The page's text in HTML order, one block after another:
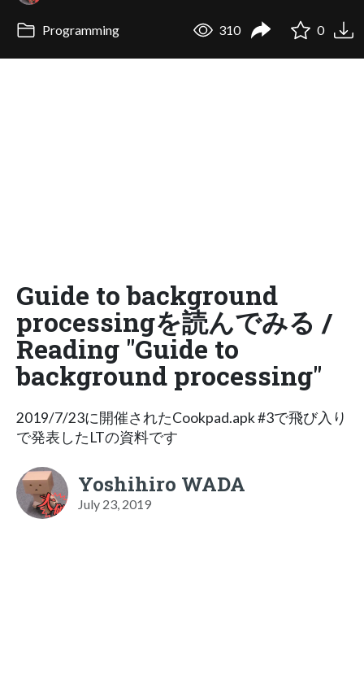
Programming 310 0
Guide to background
processingを読んでみる /
Reading "Guide to
background processing"
2019/7/23に開催されたCookpad.apk #3で飛び入り
で発表したLTの資料です
Yoshihiro WADA
July 23, 2019